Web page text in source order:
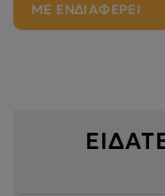
ΜΕ ΕΝΔΙΑΦΕΡΕΙ